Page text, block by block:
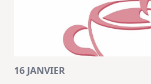
16 JANVIER